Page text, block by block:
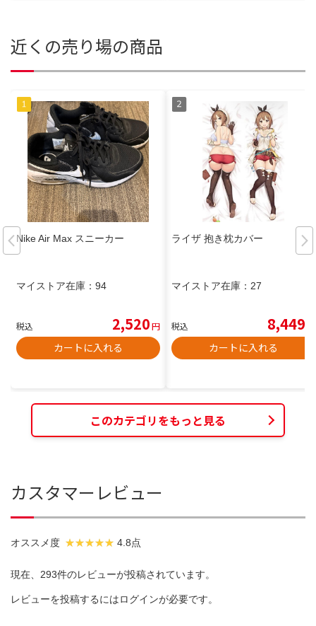
近くの売り場の商品
Nike Air Max スニーカー
マイストア在庫： 94
税込 2,520円
カートに入れる
ライザ 抱き枕カバー
マイストア在庫： 27
税込 8,449
カートに入れる
このカテゴリをもっと見る
カスタマーレビュー
オススメ度 4.8点
現在、293件のレビューが投稿されています。
レビューを投稿するにはログインが必要です。